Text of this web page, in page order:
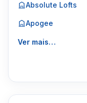
Absolute Lofts
Apogee
Ver mais…